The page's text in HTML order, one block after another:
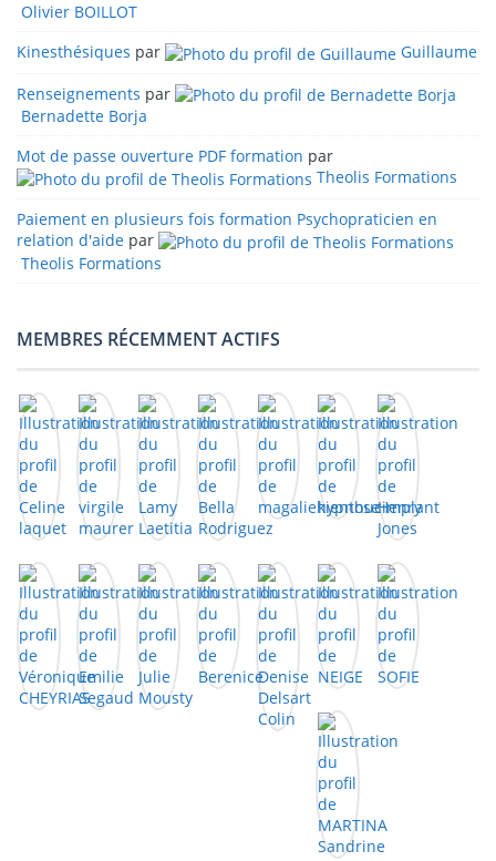
Olivier BOILLOT
Kinesthésiques par
Guillaume
Renseignements par
Bernadette Borja
Mot de passe ouverture PDF formation par
Theolis Formations
Paiement en plusieurs fois formation Psychopraticien en
relation d'aide par
Theolis Formations
MEMBRES RÉCEMMENT ACTIFS